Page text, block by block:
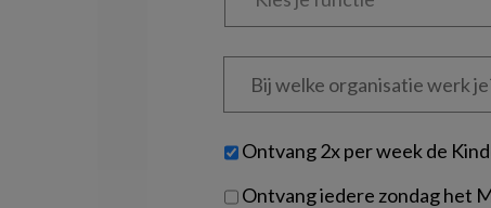
Bij
welke
je?
Untitled
Ontvang 2x per week de
Ontvang iedere zondag het